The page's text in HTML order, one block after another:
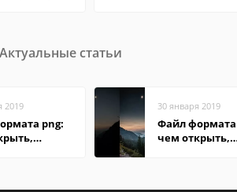
Актуальные статьи
2019
png:
30 января 2019
Файл
чем открыть,